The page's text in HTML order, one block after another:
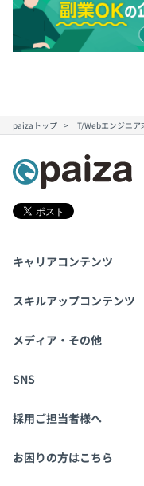
paizaトップ IT/Webエンジニア
キャリアコンテンツ
転職・キャリア
スキルアップコンテンツ
学習
メディア・その他
Tech Team Journal
SNS
X
採用ご担当者様へ
採用・教育をお考えの
お困りの方はこちら